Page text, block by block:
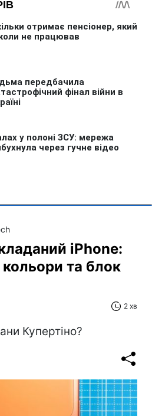
iPhone:
та блок
2 хв
Купертіно?